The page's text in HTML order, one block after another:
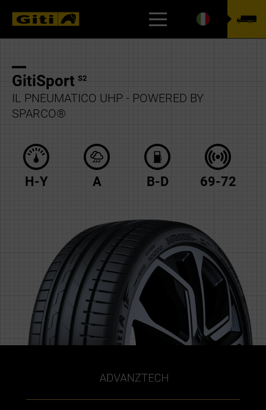
CERCA IL PNEUMATICO
GitiSport S2
IL PNEUMATICO UHP - POWERED BY
SPARCO®
H-Y A B-D 69-72